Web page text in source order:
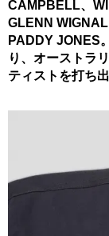
CAMPBELL、
GLENN
PADDY JONES
り、オーストラ
ティストを打ち